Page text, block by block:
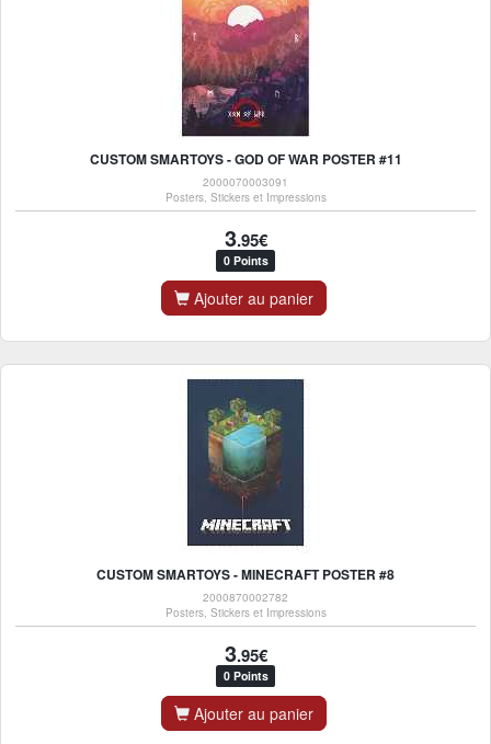
CUSTOM SMARTOYS - GOD OF WAR POSTER #11
2000070003091
Posters, Stickers et Impressions
3.95€
0 Points
Ajouter au panier
CUSTOM SMARTOYS - MINECRAFT POSTER #8
2000870002782
Posters, Stickers et Impressions
3.95€
0 Points
Ajouter au panier